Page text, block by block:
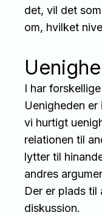
det, vil det
om, hvilket
I har
Uenigheden
vi hurtigt
relationen til
lytter til
andres
Der er plads
diskussion.